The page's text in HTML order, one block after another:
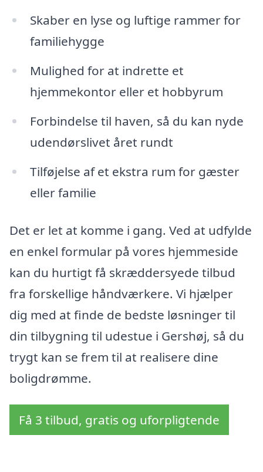
Skaber en lyse og luftige rammer for
familiehygge
Mulighed for at indrette et
hjemmekontor eller et hobbyrum
Forbindelse til haven, så du kan nyde
udendørslivet året rundt
Tilføjelse af et ekstra rum for gæster
eller familie
Det er let at komme i gang. Ved at udfylde
en enkel formular på vores hjemmeside
kan du hurtigt få skræddersyede tilbud
fra forskellige håndværkere. Vi hjælper
dig med at finde de bedste løsninger til
din tilbygning til udestue i Gershøj, så du
trygt kan se frem til at realisere dine
boligdrømme.
Få 3 tilbud, gratis og uforpligtende